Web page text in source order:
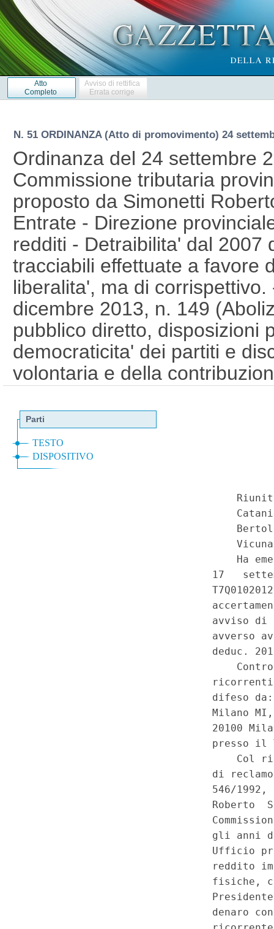
Atto
Completo
Avviso di rettifica
Errata corrige
N. 51 ORDINANZA (Atto di promovimento) 24
Ordinanza del 24 settembre
Commissione tributaria
proposto da Simonetti
Entrate - Direzione
redditi - Detraibilita' dal 2007
tracciabili effettuate a favore
liberalita', ma di
dicembre 2013, n. 149
pubblico diretto, disposizioni
democraticita' dei partiti e
volontaria e della
2014, n. 13, art. 11, comma
Serie Speciale - Corte